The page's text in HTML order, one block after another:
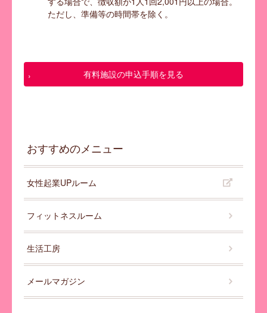
ただし、準備等の時間帯を除く。
有料施設の申込手順を見る
おすすめのメニュー
女性起業UPルーム
フィットネスルーム
生活工房
メールマガジン